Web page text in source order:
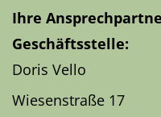
Ihre
Geschäftsstelle:
Doris Vello
Wiesenstraße 17